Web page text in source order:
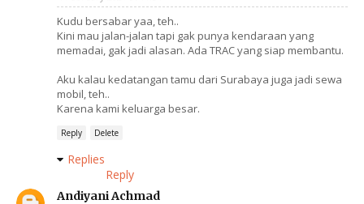
Kudu bersabar yaa, teh..
Kini mau jalan-jalan tapi gak punya kendaraan yang
memadai, gak jadi alasan. Ada TRAC yang siap membantu.
Aku kalau kedatangan tamu dari Surabaya juga jadi sewa
mobil, teh..
Karena kami keluarga besar.
Reply Delete
Replies
Reply
Andiyani Achmad